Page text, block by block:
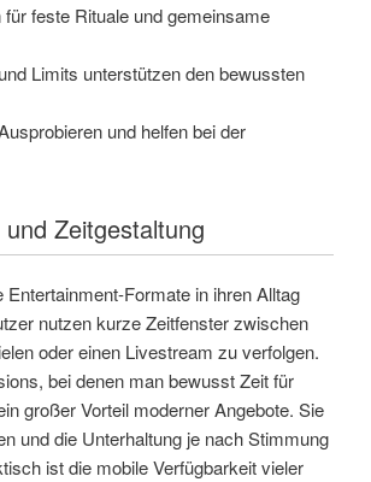
feste Rituale und gemeinsame
Limits unterstützen den bewussten
und helfen bei der
Zeitgestaltung
Formate in ihren Alltag
nutzen kurze Zeitfenster zwischen
oder einen Livestream zu verfolgen.
bei denen man bewusst Zeit für
großer Vorteil moderner Angebote. Sie
und die Unterhaltung je nach Stimmung
ist die mobile Verfügbarkeit vieler